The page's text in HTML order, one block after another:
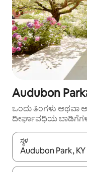
Audubon
ಒಂದು ತಿಂಗಳು ಅಥವಾ
ದೀರ್ಘಾವಧಿಯ
ಸ್ಥಳ
ಫಲಿತಾಂಶಗಳು